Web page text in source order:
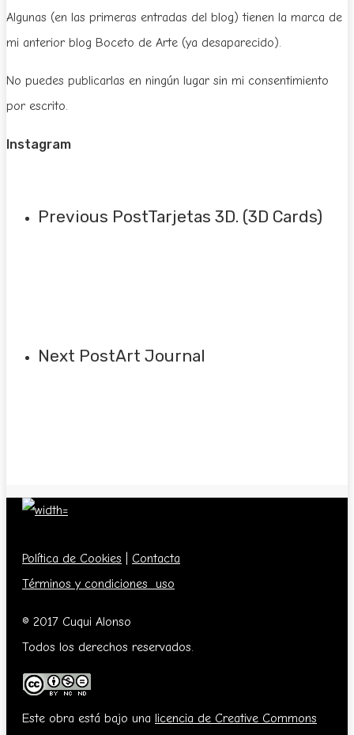
Algunas (en las primeras entradas del blog) tienen la marca de
mi anterior blog Boceto de Arte (ya desaparecido).
No puedes publicarlas en ningún lugar sin mi consentimiento
por escrito.
Instagram
Previous PostTarjetas 3D. (3D Cards)
Next PostArt Journal
Política de Cookies
Contacta
Términos y condiciones uso
© 2017 Cuqui Alonso
Todos los derechos reservados.
Este obra está bajo una licencia de Creative Commons